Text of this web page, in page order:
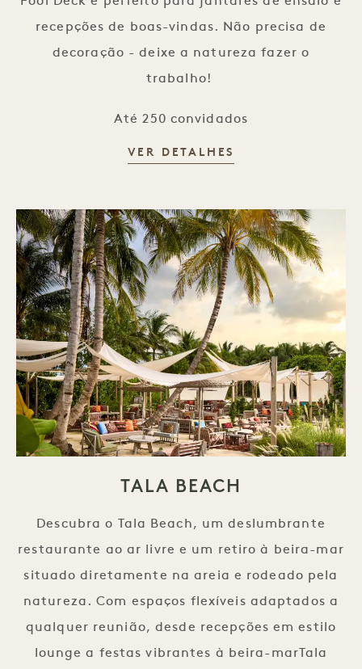
recepções de boas-vindas. Não precisa de
decoração - deixe a natureza fazer o
trabalho!
Até 250 convidados
VER DETALHES
TALA BEACH
Descubra o Tala Beach, um deslumbrante
restaurante ao ar livre e um retiro à beira-mar
situado diretamente na areia e rodeado pela
natureza. Com espaços flexíveis adaptados a
qualquer reunião, desde recepções em estilo
lounge a festas vibrantes à beira-marTala